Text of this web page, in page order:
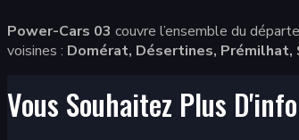
Power-Cars 03 couvre l’ensemble du
voisines : Domérat, Désertines,
Vous Souhaitez Plus